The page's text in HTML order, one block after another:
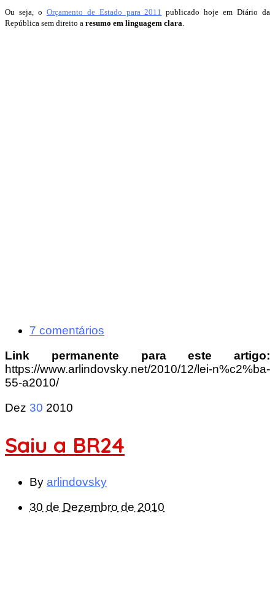
Ou seja, o Orçamento de Estado para 2011 publicado hoje em Diário da
República sem direito a resumo em linguagem clara.
7 comentários
Link permanente para este artigo:
https://www.arlindovsky.net/2010/12/lei-n%c2%ba-
55-a2010/
Dez 30 2010
Saiu a BR24
By arlindovsky
30 de Dezembro de 2010